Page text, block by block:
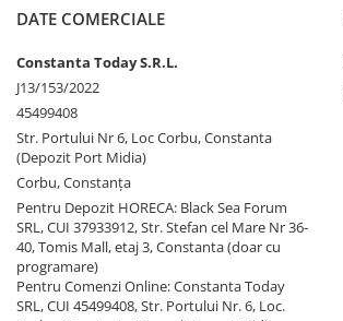
specializată în cadouri corporate,
sau căni pentru cafea cu logo-ul
personalizat al companiei, gravat sau
imprimat direct pe ceramică. Serviciul
de branding este disponibil pentru
comenzi de minimum 30 de piese și
vă ajută să oferiți un cadou
memorabil partenerilor sau
angajaților dumneavoastră.
Pentru detalii și oferte personalizate,
vă invităm să ne contactați — echipa
noastră vă stă la dispoziție pentru
orice proiect special.
DATE COMERCIALE
Constanta Today S.R.L.
J13/153/2022
45499408
Str. Portului Nr 6, Loc Corbu, Constanta
(Depozit Port Midia)
Corbu, Constanţa
Pentru Depozit HORECA: Black Sea Forum
SRL, CUI 37933912, Str. Stefan cel Mare Nr 36-
40, Tomis Mall, etaj 3, Constanta (doar cu
programare)
Pentru Comenzi Online: Constanta Today
SRL, CUI 45499408, Str. Portului Nr. 6, Loc.